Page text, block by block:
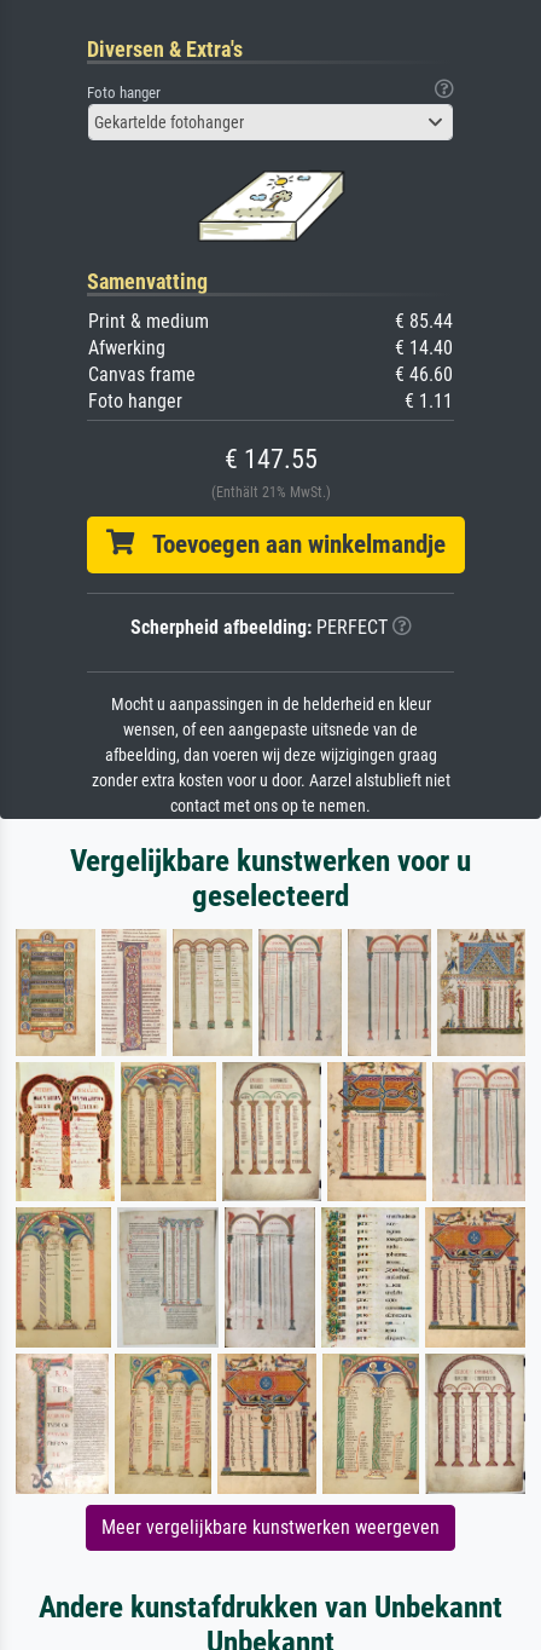
Diversen & Extra's
Foto hanger
Gekartelde fotohanger
Samenvatting
Print & medium
€ 85.44
Afwerking
€ 14.40
Canvas frame
€ 46.60
Foto hanger
€ 1.11
€ 147.55
(Enthält 21% MwSt.)
Toevoegen aan winkelmandje
Scherpheid afbeelding:PERFECT
Mocht u aanpassingen in de helderheid en kleur
wensen, of een aangepaste uitsnede van de
afbeelding, dan voeren wij deze wijzigingen graag
zonder extra kosten voor u door. Aarzel alstublieft niet
contact met ons op te nemen.
Vergelijkbare kunstwerken voor u
geselecteerd
Meer vergelijkbare kunstwerken weergeven
Andere kunstafdrukken van Unbekannt
Unbekannt